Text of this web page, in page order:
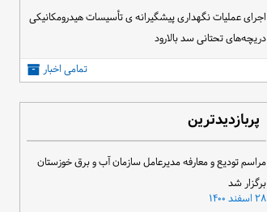
اجرای عملیات نگهداری پیشگیرانه ی تأسیسات هیدرومکانیکی
دریچه‌های تحتانی سد بالارود
تمامی اخبار
پربازدیدترین
مراسم تودیع و معارفه مدیرعامل سازمان آب و برق خوزستان
برگزار شد
۲۸ اسفند ۱۴۰۰